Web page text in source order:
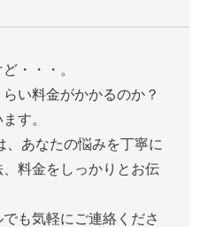
・・・。
い料金がかかるのか？
す。
あなたの悩みを丁寧に
料金をしっかりとお伝
も気軽にご連絡くださ